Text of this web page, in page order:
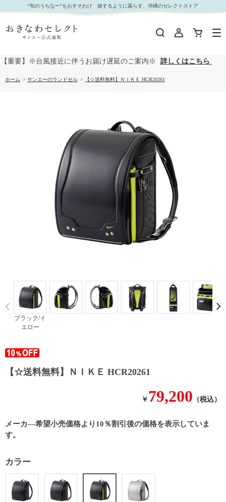
【☆送料無料】ＮＩＫＥ HCR20261｜おきなわセレクト サンエー公式通販
“旬のうちなー”をおすそわけ 旅するように暮らす、沖縄のセレクトストア
【重要】※台風接近に伴うお届け遅延のご案内※ 詳しくはこちら
ホーム > サンエーのランドセル > 【☆送料無料】ＮＩＫＥ HCR20261
ブラック/イ
エロー
Prev
【☆送料無料】ＮＩＫＥ HCR20261
メーカ―希望小売価格より10％割引後の価格を表示していま
す。
￥ 79,200 （税込）
カラー